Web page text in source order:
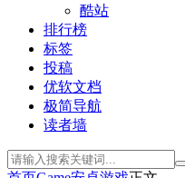
酷站
排行榜
标签
投稿
优软文档
极简导航
读者墙